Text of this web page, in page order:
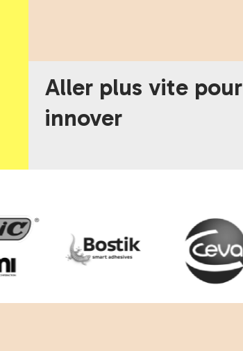
Aller plus vite pour
innover